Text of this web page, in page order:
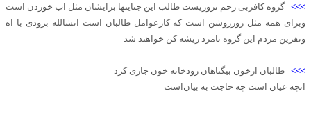
>>>گروه کافربی رحم تروریست طالب این جنایتها برایشان مثل اب خوردن است
وبرای همه مثل روزروشن است که کارعوامل طالبان است انشالله بزودی با اه
ونفرین مردم این گروه نامرد ریشه کن خواهند شد
>>> طالبان ازخون بیگناهان رودخانه خون جاری کرد
انچه عیان است چه حاجت به بیان‌است